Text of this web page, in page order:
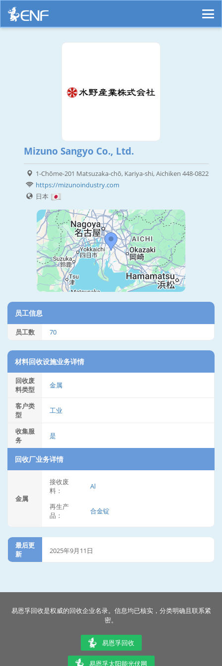
Mizuno Sangyo Co., Ltd.
1-Chōme-201 Matsuzaka-chō, Kariya-shi, Aichiken 448-0822
https://mizunoindustry.com
日本
员工信息
员工数 70
材料回收设施业务详情
回收废
料类型
金属
客户类
型
工业
收集服
务
是
回收厂业务详情
金属
接收废
料：
Al
再生产
品：
合金锭
最后更
新
2025年9月11日
易恩孚回收是权威的回收企业名录。信息均已核实，分类明确且联系紧
密。
易恩孚回收
易恩孚太阳能光伏网